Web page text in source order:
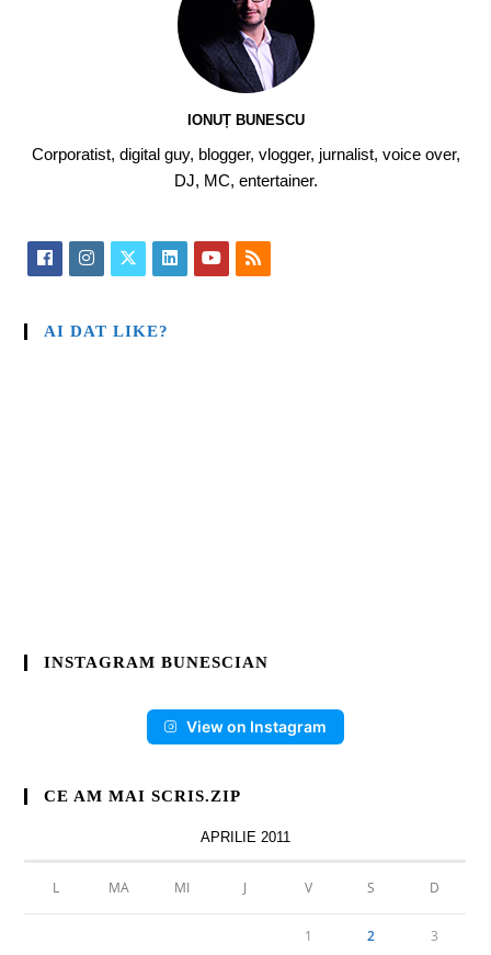
IONUȚ BUNESCU
Corporatist, digital guy, blogger, vlogger, jurnalist, voice over,
DJ, MC, entertainer.
AI DAT LIKE?
INSTAGRAM BUNESCIAN
View on Instagram
CE AM MAI SCRIS.ZIP
APRILIE 2011
L MA MI J V S D
1 2 3